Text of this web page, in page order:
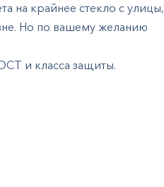
на крайнее стекло с улицы,
Но по вашему желанию
и класса защиты.